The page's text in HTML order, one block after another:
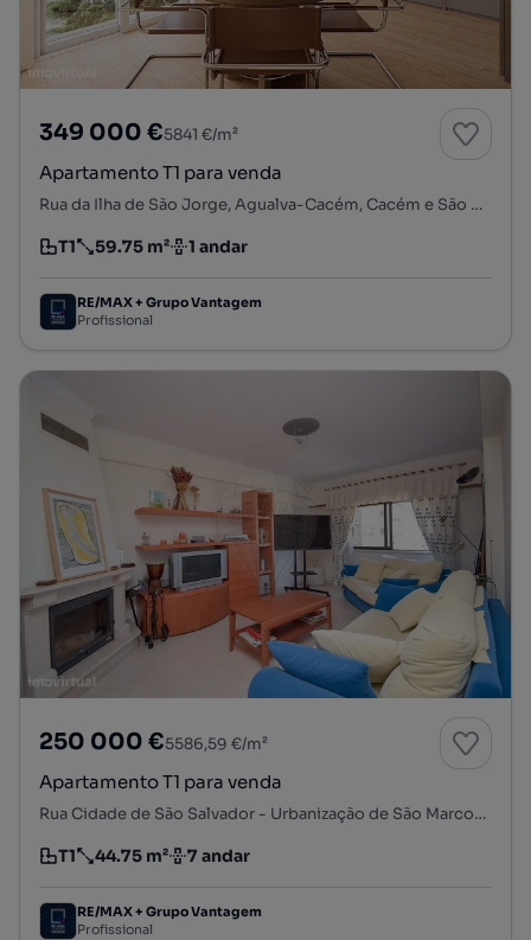
349 000 €5841 €/m²
Apartamento T1 para venda
Rua da Ilha de São Jorge, Agualva-Cacém, Cacém e São Marcos, Sintra, Lisboa
Tipologia
T1
Preço por metro quadrado
59.75 m²
Andar 1 andar
RE/MAX + Grupo Vantagem
Profissional
250 000 €5586,59 €/m²
Apartamento T1 para venda
Rua Cidade de São Salvador - Urbanização de São Marcos, São Marcos, Cacém e São Marcos, Sintra, Lisboa
Tipologia
T1
Preço por metro quadrado
44.75 m²
Andar 7 andar
RE/MAX + Grupo Vantagem
Profissional